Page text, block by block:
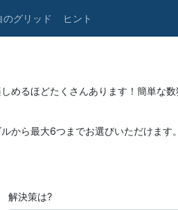
のグリッド ヒント
めるほどたくさんあります！簡単な
から最大6つまでお選びいただけます。
解決策は?